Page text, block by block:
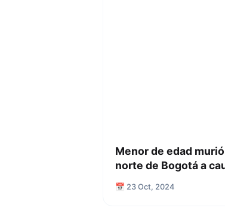
Menor de edad
norte de Bogotá a
📅 23 Oct, 2024